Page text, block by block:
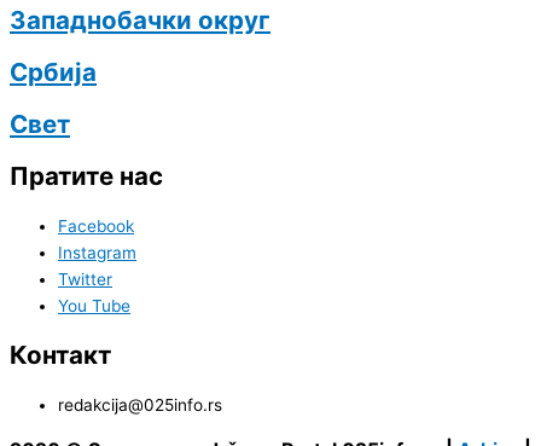
Западнобачки округ
Србија
Свет
Пратите нас
Facebook
Instagram
Twitter
You Tube
Контакт
redakcija@025info.rs